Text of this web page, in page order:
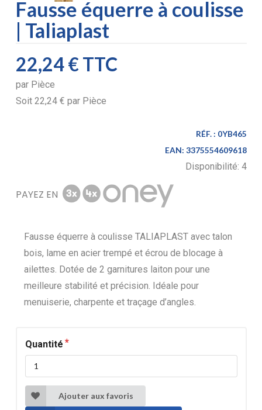
Fausse équerre à coulisse
| Taliaplast
22,24 €TTC
par Pièce
Soit 22,24 € par Pièce
RÉF. : 0YB465
EAN: 3375554609618
Disponibilité: 4
PAYEZ EN
Fausse équerre à coulisse TALIAPLAST avec talon
bois, lame en acier trempé et écrou de blocage à
ailettes. Dotée de 2 garnitures laiton pour une
meilleure stabilité et précision. Idéale pour
menuiserie, charpente et traçage d’angles.
Quantité
Ajouter aux favoris